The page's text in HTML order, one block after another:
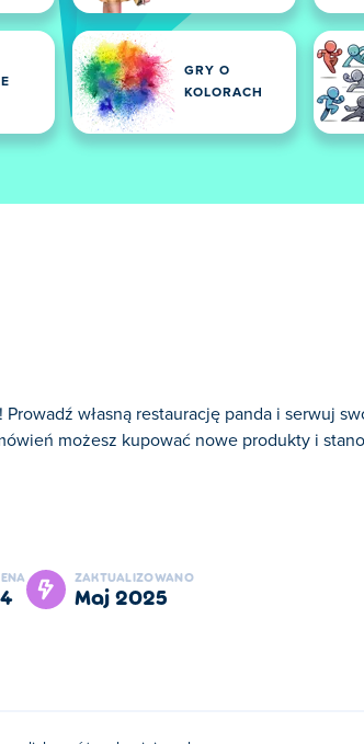
GRY O
KOLORACH
Prowadź własną restaurację panda i serwuj
możesz kupować nowe produkty i
swoim klientom najlepsze jedzenie w
sprawić, by Twoja restauracja była
4.4
ZAKTUALIZOWANO
maj 2025